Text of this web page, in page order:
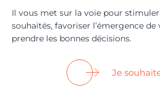
Il vous met sur la voie pour
souhaités, favoriser l’émergence de
prendre les bonnes décisions.
Je